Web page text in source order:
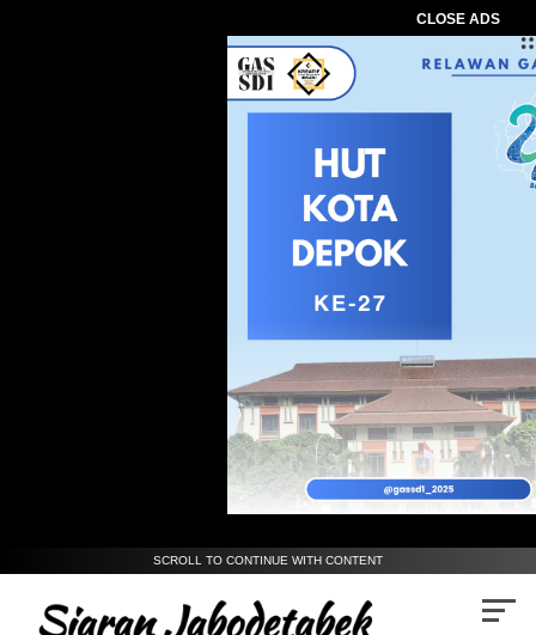
CLOSE ADS
SCROLL TO CONTINUE WITH CONTENT